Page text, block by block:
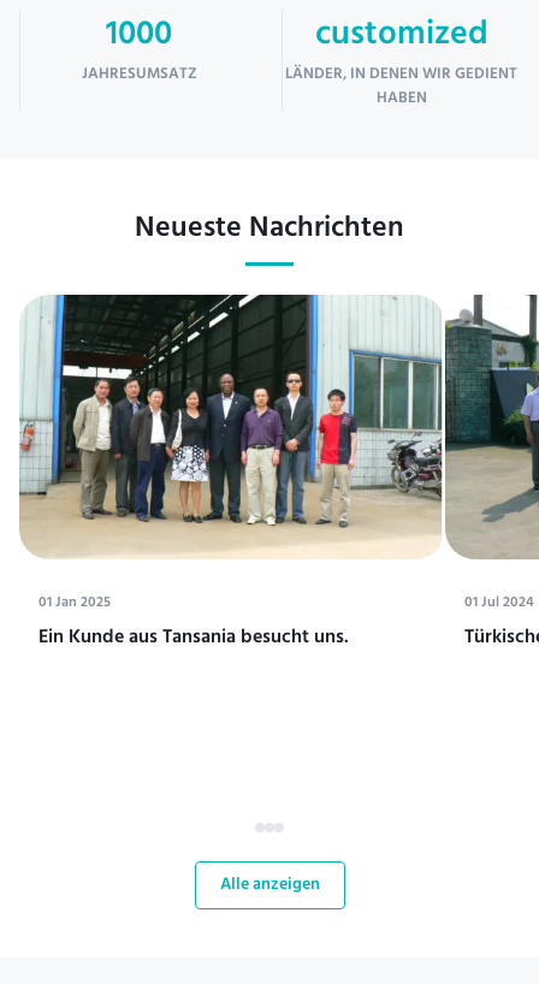
1000
JAHRESUMSATZ
customized
LÄNDER, IN DENEN WIR GEDIENT
HABEN
Neueste Nachrichten
01 Jan 2025
Ein Kunde aus Tansania besucht uns.
01 Jul 2024
Alle anzeigen